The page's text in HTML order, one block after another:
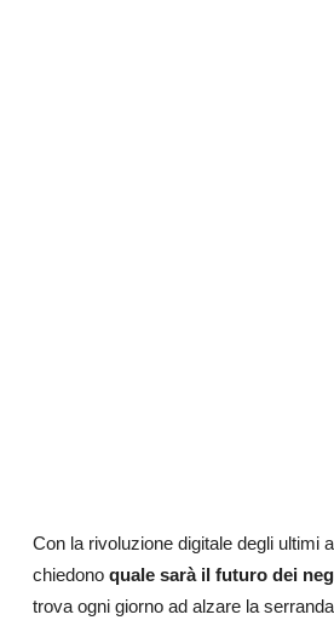
Con la rivoluzione digitale degli ultimi
chiedono quale sarà il futuro dei
trova ogni giorno ad alzare la